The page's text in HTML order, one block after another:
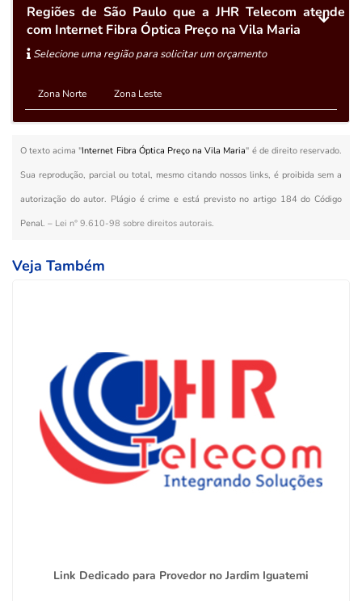
Regiões de São Paulo que a JHR Telecom atende
com Internet Fibra Óptica Preço na Vila Maria
Selecione uma região para solicitar um orçamento
Zona Norte Zona Leste
O texto acima "Internet Fibra Óptica Preço na Vila Maria" é de direito reservado.
Sua reprodução, parcial ou total, mesmo citando nossos links, é proibida sem a
autorização do autor. Plágio é crime e está previsto no artigo 184 do Código
Penal. – Lei n° 9.610-98 sobre direitos autorais.
Veja Também
Link Dedicado para Provedor no Jardim Iguatemi